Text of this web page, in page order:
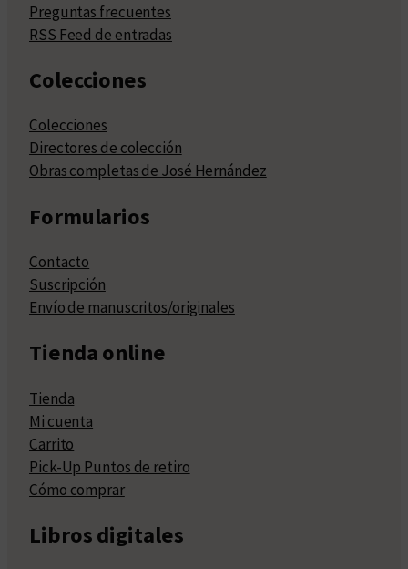
Preguntas frecuentes
RSS Feed de entradas
Colecciones
Colecciones
Directores de colección
Obras completas de José Hernández
Formularios
Contacto
Suscripción
Envío de manuscritos/originales
Tienda online
Tienda
Mi cuenta
Carrito
Pick-Up Puntos de retiro
Cómo comprar
Libros digitales